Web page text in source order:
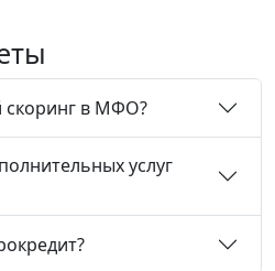
скоринг в МФО?
услуг